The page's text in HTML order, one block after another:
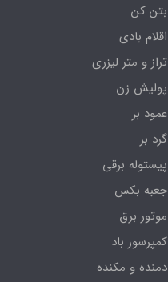
بتن کن
اقلام بادی
تراز و متر لیزری
پولیش زن
عمود بر
گرد بر
پیستوله برقی
جعبه بکس
موتور برق
کمپرسور باد
دمنده و مکنده